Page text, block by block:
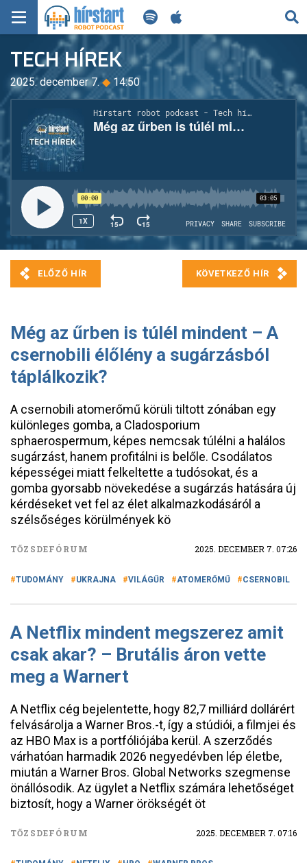
KERESÉS
KEZDŐLAP
FRISS HÍREK
TECH HÍREK
FILM-ZENE-SZÓRAKOZÁS
PLAYLIST
MI AZ A ROBOT PODCAST?
TECH HÍREK
2025. december 7.◆ 14:50
Még az űrben is túlél mindent – A
csernobili élőlény a sugárzásból
táplálkozik?
A csernobili atomerőmű körüli tiltott zónában egy
különleges gomba, a Cladosporium
sphaerospermum, képes nemcsak túlélni a halálos
sugárzást, hanem profitálni is belőle. Csodálatos
képességei miatt felkeltette a tudósokat, és a
gomba gyorsabb növekedése a sugárzás hatására új
kérdéseket vet fel az élet alkalmazkodásáról a
szélsőséges körülmények kö
TŐZSDEFÓRUM 2025. DECEMBER 7. 07:26
TUDOMÁNY UKRAJNA VILÁGŰR ATOMERŐMŰ CSERNOBIL
A Netflix mindent megszerez amit
csak akar? – Brutális áron vette
meg a Warnert
A Netflix cég bejelentette, hogy 82,7 milliárd dollárért
felvásárolja a Warner Bros.-t, így a stúdiói, a filmjei és
az HBO Max is a portfóliójába kerül. A szerződés
várhatóan harmadik 2026 negyedévben lép életbe,
miután a Warner Bros. Global Networks szegmense
önállósodik. Az ügylet a Netflix számára lehetőséget
biztosít, hogy a Warner örökségét öt
TŐZSDEFÓRUM 2025. DECEMBER 7. 07:16